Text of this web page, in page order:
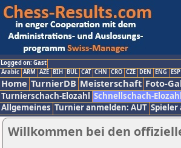
Logged on: Gast
Arabic ARM AZE BIH BUL CAT CHN CRO CZE DEN ENG ESP
Home TurnierDB Meisterschaft Foto-
Turnierschach-Elozahl Schnellschach-Elozahl
Allgemeines Turnier anmelden: AUT Spieler
Willkommen bei den